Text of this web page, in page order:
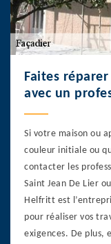
Faites
avec un
Si votre maison ou
couleur initiale ou
contacter les
Saint Jean De Lier
Helfritt est
pour réaliser vos
exigences. De plus,